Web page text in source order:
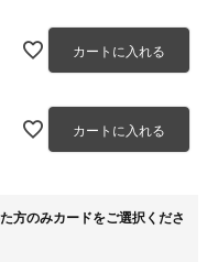
カートに入れる
カートに入れる
方のみカードをご選択くださ